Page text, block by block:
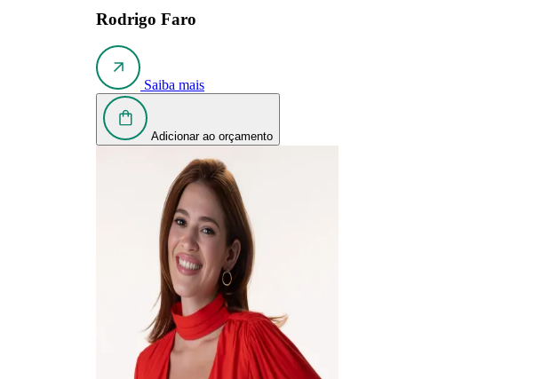
Rodrigo Faro
Saiba mais
Adicionar ao orçamento